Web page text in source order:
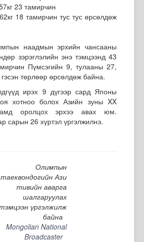
23 тамирчин
18 тамирчин тус тус өрсөлдөж
наадмын эрхийн чансааны
зэрэглэлийн энэ тэмцээнд 43
Пүмсэгийн 9, тулааны 27,
төрлөөр өрсөлдөж байна.
ирэх 9 дүгээр сард Японы
хотноо болох Азийн зуны XX
оролцох эрхээ авах юм.
сарын 26 хүртэл үргэлжилнэ.
Олимпын
таеквондогийн Ази
тивийн аварга
шалгаруулах
үргэлжилж
байна
Mongolian National
Broadcaster